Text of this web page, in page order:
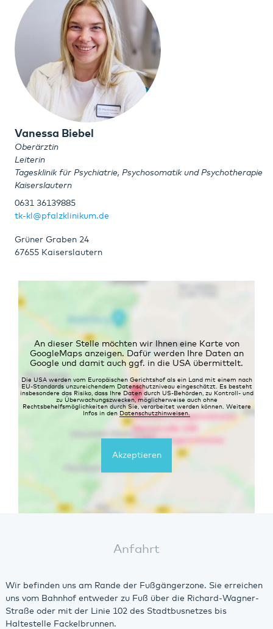
Vanessa Biebel
Oberärztin
Leiterin
Tagesklinik für Psychiatrie, Psychosomatik und Psychotherapie
Kaiserslautern
0631 36139885
tk-kl@pfalzklinikum.de
Grüner Graben 24
67655 Kaiserslautern
An dieser Stelle möchten wir Ihnen eine Karte von
GoogleMaps anzeigen. Dafür werden Ihre Daten an
Google und damit auch ggf. in die USA übermittelt.
Die USA werden vom Europäischen Gerichtshof als ein Land mit einem nach
EU-Standards unzureichendem Datenschutzniveau eingeschätzt. Es besteht
insbesondere das Risiko, dass Ihre Daten durch US-Behörden, zu Kontroll- und
zu Überwachungszwecken, möglicherweise auch ohne
Rechtsbehelfsmöglichkeiten durch Sie, verarbeitet werden können. Weitere
Infos in den Datenschutzhinweisen.
Akzeptieren
Anfahrt
Wir befinden uns am Rande der Fußgängerzone. Sie erreichen
uns vom Bahnhof entweder zu Fuß über die Richard-Wagner-
Straße oder mit der Linie 102 des Stadtbusnetzes bis
Haltestelle Fackelbrunnen.